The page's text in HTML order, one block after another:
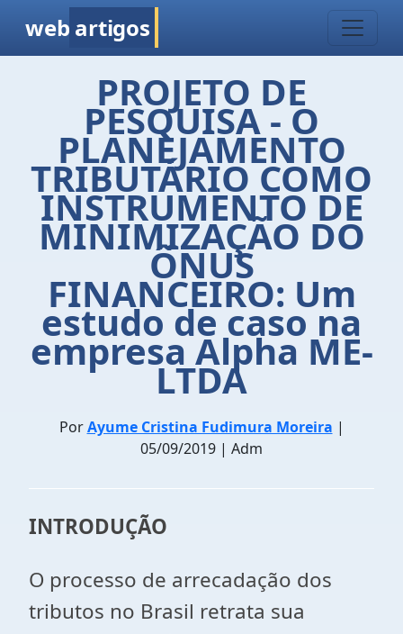
web artigos
PROJETO DE
PESQUISA - O
PLANEJAMENTO
TRIBUTÁRIO COMO
INSTRUMENTO DE
MINIMIZAÇÃO DO
ÔNUS
FINANCEIRO: Um
estudo de caso na
empresa Alpha ME-
LTDA
PorAyume Cristina Fudimura Moreira |
05/09/2019 | Adm
INTRODUÇÃO
O processo de arrecadação dos
tributos no Brasil retrata sua